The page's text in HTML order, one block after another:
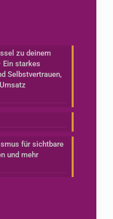
zu deinem
Ein starkes
Selbstvertrauen,
für sichtbare
und mehr